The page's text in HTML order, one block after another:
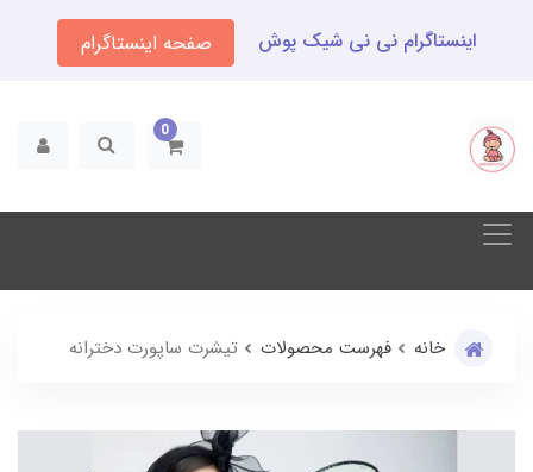
اینستاگرام نی نی شیک پوش صفحه اینستاگرام
0
خانه فهرست محصولات تیشرت ساپورت دخترانه